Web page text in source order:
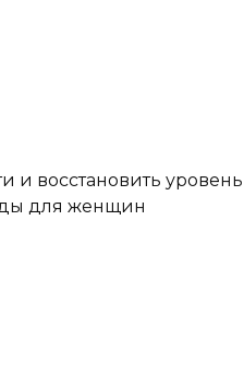
и восстановить уровень
для женщин